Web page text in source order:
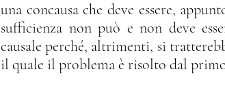
una concausa che deve essere,
sufficienza non può e non deve
causale perché, altrimenti, si
il quale il problema è risolto dal primo